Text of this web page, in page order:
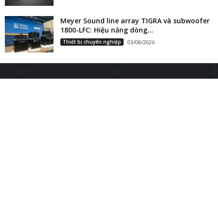
Meyer Sound line array TIGRA và subwoofer
1800-LFC: Hiệu năng dòng...
Thiết bị chuyên nghiệp 03/08/2026